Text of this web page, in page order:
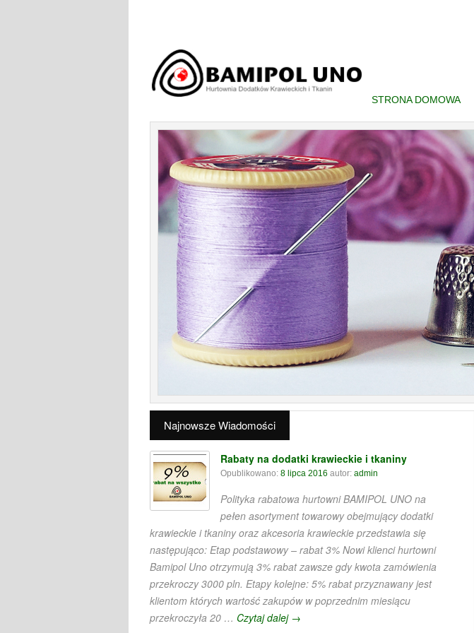
STRONA DOMOWA
Najnowsze Wiadomości
Rabaty na dodatki krawieckie i tkaniny
Opublikowano: 8 lipca 2016 autor: admin
Polityka rabatowa hurtowni BAMIPOL UNO na
pełen asortyment towarowy obejmujący dodatki
krawieckie i tkaniny oraz akcesoria krawieckie przedstawia się
następująco: Etap podstawowy – rabat 3% Nowi klienci hurtowni
Bamipol Uno otrzymują 3% rabat zawsze gdy kwota zamówienia
przekroczy 3000 pln. Etapy kolejne: 5% rabat przyznawany jest
klientom których wartość zakupów w poprzednim miesiącu
przekroczyła 20 … Czytaj dalej →